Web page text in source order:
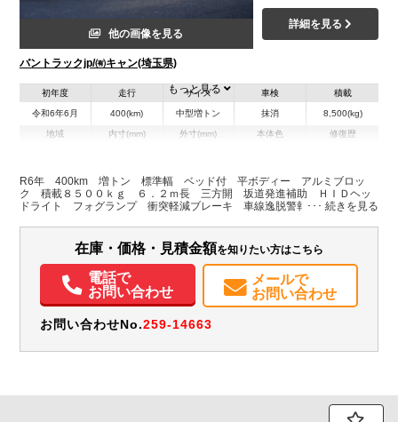
他の画像を見る
バントラックjp/㈲キャン(埼玉県)
詳細を見る
初年度
令和6年6月
走行
400(km)
サイズ
中型増トン
車検
抹消
積載
8,500(kg)
地域 内寸(mm)
H:590
外寸(mm)
H:2,590
本体色 修復歴
装備情報
パワステ
電動格納ミラー
もっと見る
R6年 400km 増トン 標準幅 ベッド付 平ボディー アルミブロッ
ク 積載８５００ｋｇ ６．２ｍ長 三方開 坂道発進補助 ＨＩＤヘッ
ドライト フォグランプ 衝突軽減ブレーキ 車線逸脱警報 メッキ ６
在庫・価格・見積金額を知りたい方はこちら
電話で
お問い合わせ
メールで
お問い合わせ
お問い合わせNo.259-14663